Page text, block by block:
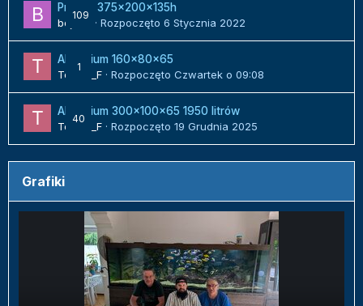
109
Projekt 375x200x135h
bojack
· Rozpoczęto 6 Stycznia 2022
1
Akwarium 160x80x65
Tomek_F · Rozpoczęto Czwartek o 09:08
40
Akwarium 300x100x65 1950 litrów
Tomek_F · Rozpoczęto 19 Grudnia 2025
Grafiki